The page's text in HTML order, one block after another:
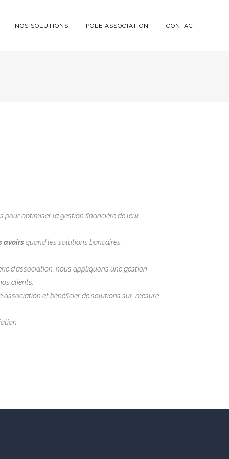
NOS SOLUTIONS POLE ASSOCIATION CONTACT
pour optimiser la gestion financière de leur
avoirsquand les solutions bancaires
d’association, nous appliquons une gestion
clients.
et bénéficier de solutions sur-mesure